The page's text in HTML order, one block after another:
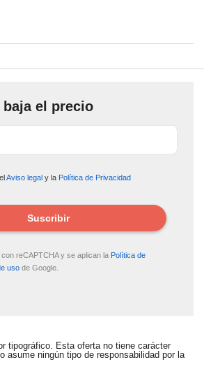
el precio
Aviso legal y la Política de Privacidad
Suscribir
reCAPTCHA y se aplican la Política de
uso de Google.
baja de precio.
tipográfico. Esta oferta no tiene carácter
asume ningún tipo de responsabilidad por la